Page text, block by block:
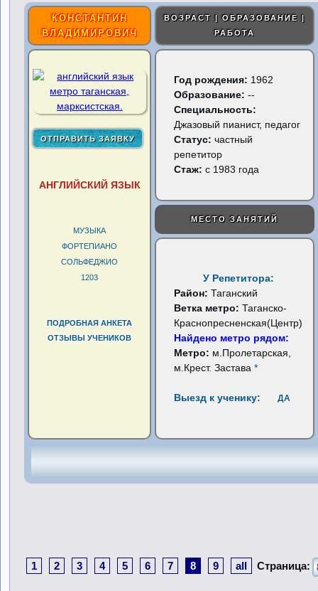
КОНСТАНТИН
ВЛАДИМИРОВИЧ
ВОЗРАСТ | ОБРАЗОВАНИЕ |
РАБОТА
АНГЛИЙСКИЙ ЯЗЫК
МУЗЫКА
ФОРТЕПИАНО
СОЛЬФЕДЖИО
1203
ПОДРОБНАЯ АНКЕТА
ОТЗЫВЫ УЧЕНИКОВ
Год рождения: 1962
Образование: --
Специальность:
Джазовый пианист, педагог
Статус:частный
репетитор
Стаж: с 1983 года
МЕСТО ЗАНЯТИЙ
У Репетитора:
Район:Таганский
Ветка метро:Таганско-
Краснопресненская(Центр)
Найдено метро рядом:
Метро: м.Пролетарская,
м.Крест. Застава*
Выезд к ученику: ДА
1 2 3 4 5 6 7 8 9 all Страница: